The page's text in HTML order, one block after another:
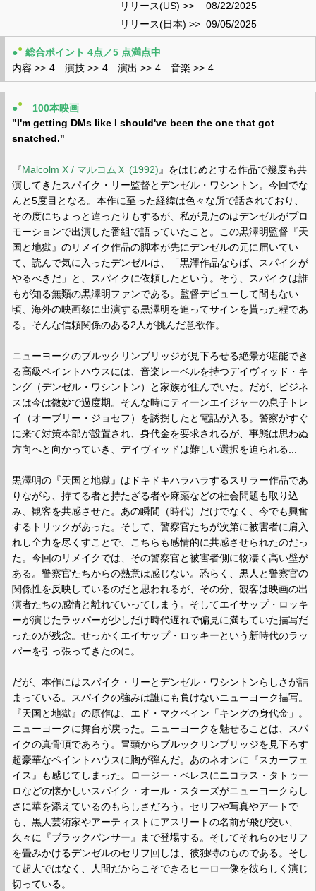
リリース(US) >>
08/22/2025
リリース(日本) >> 09/05/2025
●● 総合ポイント 4点／5 点満点中
内容 >> 4 演技 >> 4 演出 >> 4 音楽 >> 4
●●
100本映画
"I'm getting DMs like I should've been the one that got
snatched."
『Malcolm X / マルコムＸ (1992)』をはじめとする作品で幾度も共
演してきたスパイク・リー監督とデンゼル・ワシントン。今回でな
んと5度目となる。本作に至った経緯は色々な所で話されており、
その度にちょっと違ったりもするが、私が見たのはデンゼルがプロ
モーションで出演した番組で語っていたこと。この黒澤明監督『天
国と地獄』のリメイク作品の脚本が先にデンゼルの元に届いてい
て、読んで気に入ったデンゼルは、「黒澤作品ならば、スパイクが
やるべきだ」と、スパイクに依頼したという。そう、スパイクは誰
もが知る無類の黒澤明ファンである。監督デビューして間もない
頃、海外の映画祭に出演する黒澤明を追ってサインを貰った程であ
る。そんな信頼関係のある2人が挑んだ意欲作。
ニューヨークのブルックリンブリッジが見下ろせる絶景が堪能でき
る高級ペイントハウスには、音楽レーベルを持つデイヴィッド・キ
ング（デンゼル・ワシントン）と家族が住んでいた。だが、ビジネ
スは今は微妙で過度期。そんな時にティーンエイジャーの息子トレ
イ（オーブリー・ジョセフ）を誘拐したと電話が入る。警察がすぐ
に来て対策本部が設置され、身代金を要求されるが、事態は思わぬ
方向へと向かっていき、デイヴィッドは難しい選択を迫られる...
黒澤明の『天国と地獄』はドキドキハラハラするスリラー作品であ
りながら、持てる者と持たざる者や麻薬などの社会問題も取り込
み、観客を共感させた。あの瞬間（時代）だけでなく、今でも興奮
するトリックがあった。そして、警察官たちが次第に被害者に肩入
れし全力を尽くすことで、こちらも感情的に共感させられたのだっ
た。今回のリメイクでは、その警察官と被害者側に物凄く高い壁が
ある。警察官たちからの熱意は感じない。恐らく、黒人と警察官の
関係性を反映しているのだと思われるが、その分、観客は映画の出
演者たちの感情と離れていってしまう。そしてエイサップ・ロッキ
ーが演じたラッパーが少しだけ時代遅れで偏見に満ちていた描写だ
ったのが残念。せっかくエイサップ・ロッキーという新時代のラッ
パーを引っ張ってきたのに。
だが、本作にはスパイク・リーとデンゼル・ワシントンらしさが詰
まっている。スパイクの強みは誰にも負けないニューヨーク描写。
『天国と地獄』の原作は、エド・マクベイン「キングの身代金」。
ニューヨークに舞台が戻った。ニューヨークを魅せることは、スパ
イクの真骨頂であろう。冒頭からブルックリンブリッジを見下ろす
超豪華なペイントハウスに胸が弾んだ。あのネオンに『スカーフェ
イス』も感じてしまった。ロージー・ペレスにニコラス・タトゥー
ロなどの懐かしいスパイク・オール・スターズがニューヨークらし
さに華を添えているのもらしさだろう。セリフや写真やアートで
も、黒人芸術家やアーティストにアスリートの名前が飛び交い、
久々に『ブラックパンサー』まで登場する。そしてそれらのセリフ
を畳みかけるデンゼルのセリフ回しは、彼独特のものである。そし
て超人ではなく、人間だからこそできるヒーロー像を彼らしく演じ
切っている。